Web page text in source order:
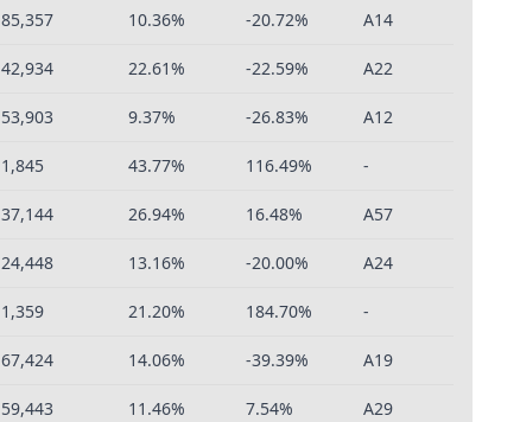
85,357 10.36% -20.72% A14
42,934 22.61% -22.59% A22
53,903 9.37% -26.83% A12
1,845 43.77% 116.49% -
37,144 26.94% 16.48% A57
24,448 13.16% -20.00% A24
1,359 21.20% 184.70% -
67,424 14.06% -39.39% A19
59,443 11.46% 7.54% A29